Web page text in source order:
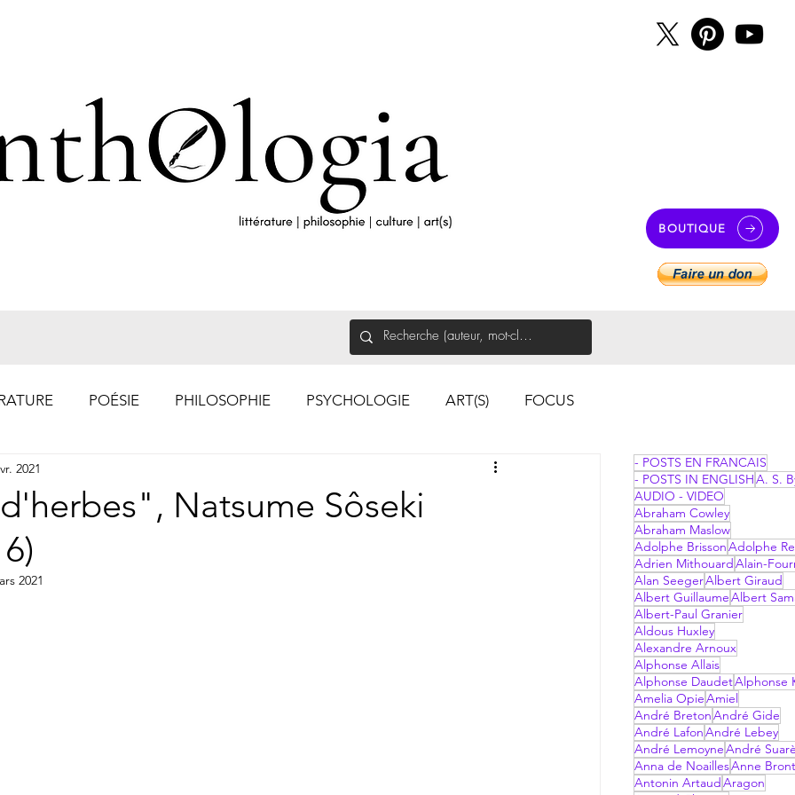
BOUTIQUE
POÉSIE PHILOSOPHIE PSYCHOLOGIE ART(S) FOCUS
Natsume Sôseki
2021
2021
- POSTS EN FRANCAIS
- POSTS IN ENGLISHA. S.
AUDIO - VIDEO
Abraham Cowley
Abraham Maslow
Adolphe BrissonAdolphe
Adrien Mithouard Alain-
Alan SeegerAlbert Giraud
Albert GuillaumeAlbert
Albert-Paul Granier
Aldous Huxley
Alexandre Arnoux
Alphonse Allais
Alphonse DaudetAlphonse
Amelia OpieAmiel
André BretonAndré Gide
André LafonAndré Lebey
André LemoyneAndré
Anna de NoaillesAnne
Antonin Artaud Aragon